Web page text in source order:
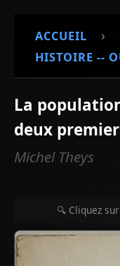
ACCUEIL ›
HISTOIRE --
La
deux
Michel Theys
🔍 Cliquez